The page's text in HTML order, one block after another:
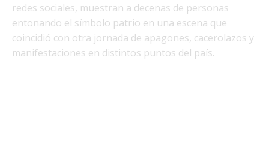
redes sociales, muestran a decenas de personas
entonando el símbolo patrio en una escena que
coincidió con otra jornada de apagones, cacerolazos y
manifestaciones en distintos puntos del país.